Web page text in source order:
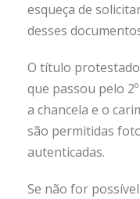
esqueça de
desses
O título
que passou pelo
a chancela e o
são permitidas
autenticadas.
Se não for